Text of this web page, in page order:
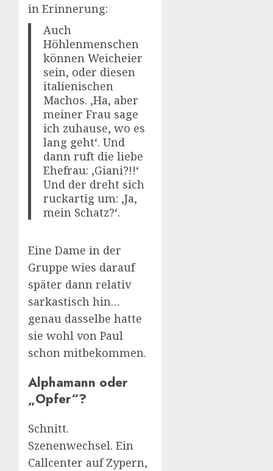
in Erinnerung:
Auch
Höhlenmenschen
können Weicheier
sein, oder diesen
italienischen
Machos. ‚Ha, aber
meiner Frau sage
ich zuhause, wo es
lang geht‘. Und
dann ruft die liebe
Ehefrau: ‚Giani?!!‘
Und der dreht sich
ruckartig um: ‚Ja,
mein Schatz?‘.
Eine Dame in der
Gruppe wies darauf
später dann relativ
sarkastisch hin…
genau dasselbe hatte
sie wohl von Paul
schon mitbekommen.
Alphamann oder
„Opfer“?
Schnitt.
Szenenwechsel. Ein
Callcenter auf Zypern,